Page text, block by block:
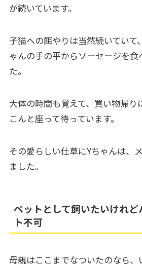
が続いています。
子猫への餌やりは当然続いていて
ゃんの手の平からソーセージを
た。
大体の時間も覚えて、買い物帰り
こんと座って待っています。
その愛らしい仕草にYちゃんは、
ました。
ペットとして飼いたいけれど
ト不可
母親はここまでなついたのなら、